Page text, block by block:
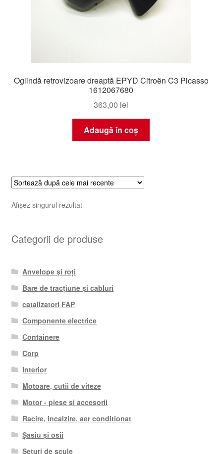
Oglindă retrovizoare dreaptă EPYD Citroën C3 Picasso
1612067680
363,00 lei
Adaugă în coș
Afișez singurul rezultat
Categorii de produse
Anvelope și roți
Bare de tracțiune și cabluri
catalizatori FAP
Componente electrice
Containere
Corp
Interior
Motoare, cutii de viteze
Motor - piese si accesorii
Racire, incalzire, aer conditionat
Șasiu și osii
Seturi de scule